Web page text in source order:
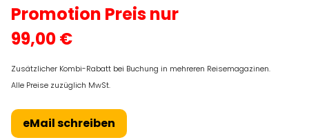
Promotion Preis nur
99,00 €
Zusätzlicher Kombi-Rabatt bei Buchung in mehreren Reisemagazinen.
Alle Preise zuzüglich MwSt.
eMail schreiben